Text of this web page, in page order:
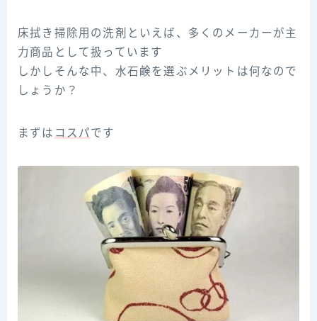
床拭き掃除用の洗剤といえば、多くのメーカーが主
力商品として扱っています
しかしそんな中、水石鹸を選ぶメリットは何なので
しょうか？
まずは コスパです